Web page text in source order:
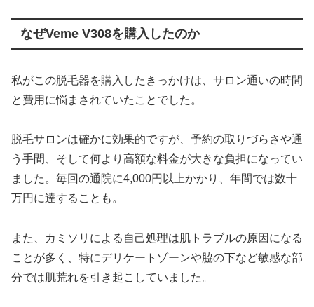
なぜVeme V308を購入したのか
私がこの脱毛器を購入したきっかけは、サロン通いの時間
と費用に悩まされていたことでした。
脱毛サロンは確かに効果的ですが、予約の取りづらさや通
う手間、そして何より高額な料金が大きな負担になってい
ました。毎回の通院に4,000円以上かかり、年間では数十
万円に達することも。
また、カミソリによる自己処理は肌トラブルの原因になる
ことが多く、特にデリケートゾーンや脇の下など敏感な部
分では肌荒れを引き起こしていました。